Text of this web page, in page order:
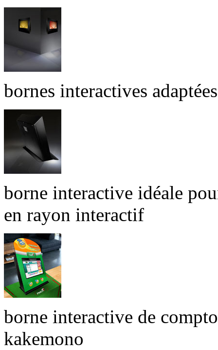
bornes interactives
borne interactive idéale
en rayon interactif
borne interactive de
kakemono